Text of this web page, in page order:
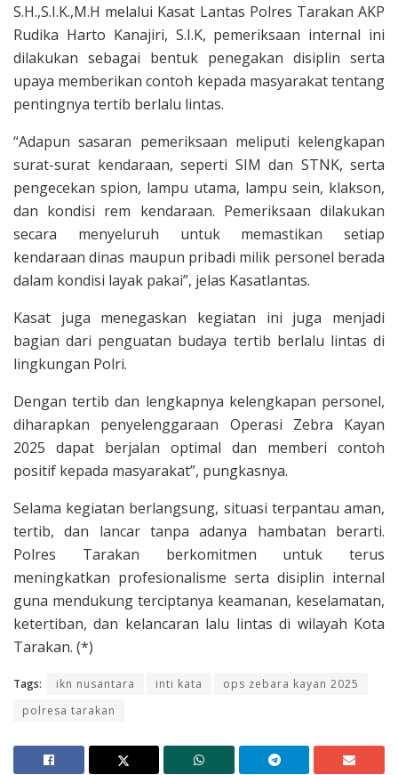
S.H.,S.I.K.,M.H melalui Kasat Lantas Polres Tarakan AKP
Rudika Harto Kanajiri, S.I.K, pemeriksaan internal ini
dilakukan sebagai bentuk penegakan disiplin serta
upaya memberikan contoh kepada masyarakat tentang
pentingnya tertib berlalu lintas.
“Adapun sasaran pemeriksaan meliputi kelengkapan
surat-surat kendaraan, seperti SIM dan STNK, serta
pengecekan spion, lampu utama, lampu sein, klakson,
dan kondisi rem kendaraan. Pemeriksaan dilakukan
secara menyeluruh untuk memastikan setiap
kendaraan dinas maupun pribadi milik personel berada
dalam kondisi layak pakai”, jelas Kasatlantas.
Kasat juga menegaskan kegiatan ini juga menjadi
bagian dari penguatan budaya tertib berlalu lintas di
lingkungan Polri.
Dengan tertib dan lengkapnya kelengkapan personel,
diharapkan penyelenggaraan Operasi Zebra Kayan
2025 dapat berjalan optimal dan memberi contoh
positif kepada masyarakat”, pungkasnya.
Selama kegiatan berlangsung, situasi terpantau aman,
tertib, dan lancar tanpa adanya hambatan berarti.
Polres Tarakan berkomitmen untuk terus
meningkatkan profesionalisme serta disiplin internal
guna mendukung terciptanya keamanan, keselamatan,
ketertiban, dan kelancaran lalu lintas di wilayah Kota
Tarakan. (*)
Tags: ikn nusantara inti kata
ops zebara kayan 2025
polresa tarakan